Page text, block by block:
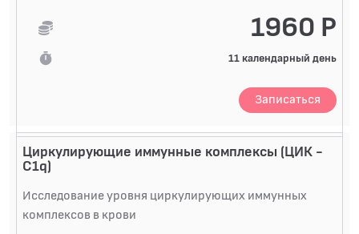
1960 Р
11 календарный день
Записаться
Циркулирующие иммунные комплексы (ЦИК -
С1q)
Исследование уровня циркулирующих иммунных
комплексов в крови